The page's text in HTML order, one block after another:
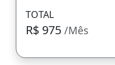
TOTAL
R$ 975/Mês